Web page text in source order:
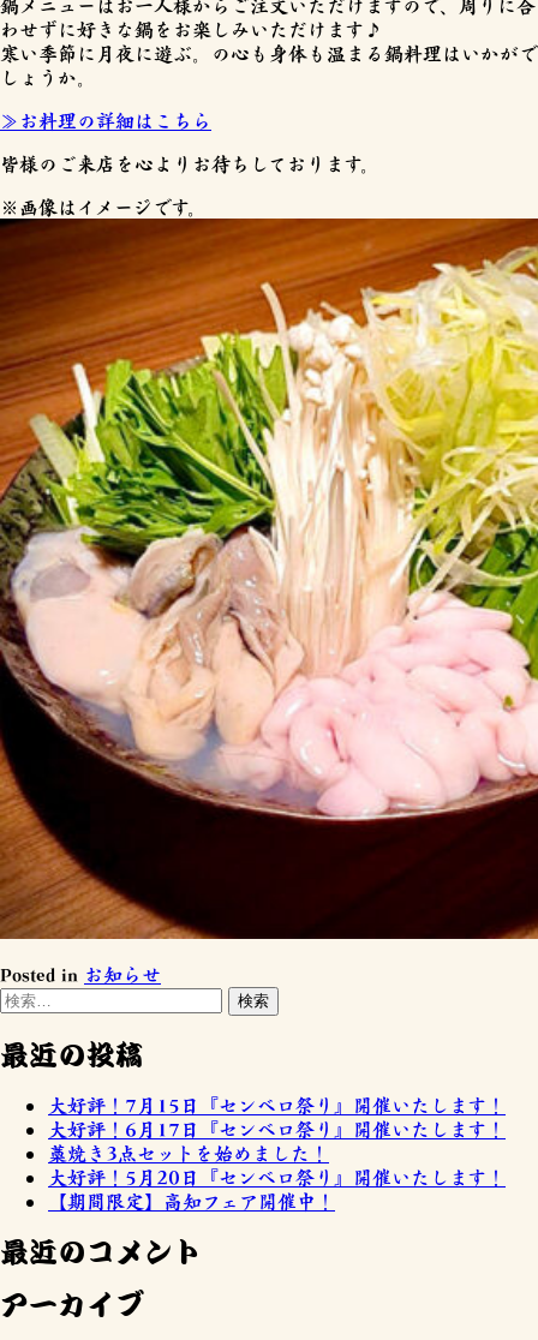
鍋メニューはお一人様からご注文いただけますので、周りに合
わせずに好きな鍋をお楽しみいただけます♪
寒い季節に月夜に遊ぶ。の心も身体も温まる鍋料理はいかがで
しょうか。
≫お料理の詳細はこちら
皆様のご来店を心よりお待ちしております。
※画像はイメージです。
Posted in お知らせ
最近の投稿
大好評！7月15日『センベロ祭り』開催いたします！
大好評！6月17日『センベロ祭り』開催いたします！
藁焼き3点セットを始めました！
大好評！5月20日『センベロ祭り』開催いたします！
【期間限定】高知フェア開催中！
最近のコメント
アーカイブ